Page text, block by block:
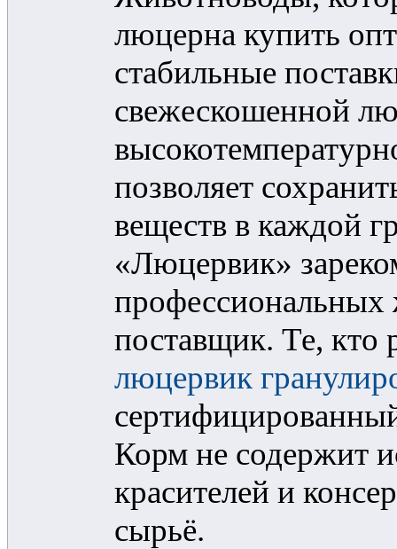
люцерна купить
стабильные
свежескошенной
позволяет
веществ в каждой
«Люцервик»
поставщик. Те,
люцервик
Корм не содержит
красителей и
сырьё.